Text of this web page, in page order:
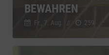
BEWAHREN
Fr., 7. Aug. // 259